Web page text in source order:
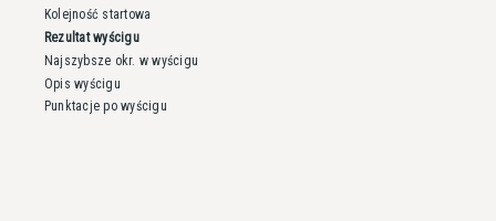
Kolejność startowa
Rezultat wyścigu
Najszybsze okr. w wyścigu
Opis wyścigu
Punktacje po wyścigu